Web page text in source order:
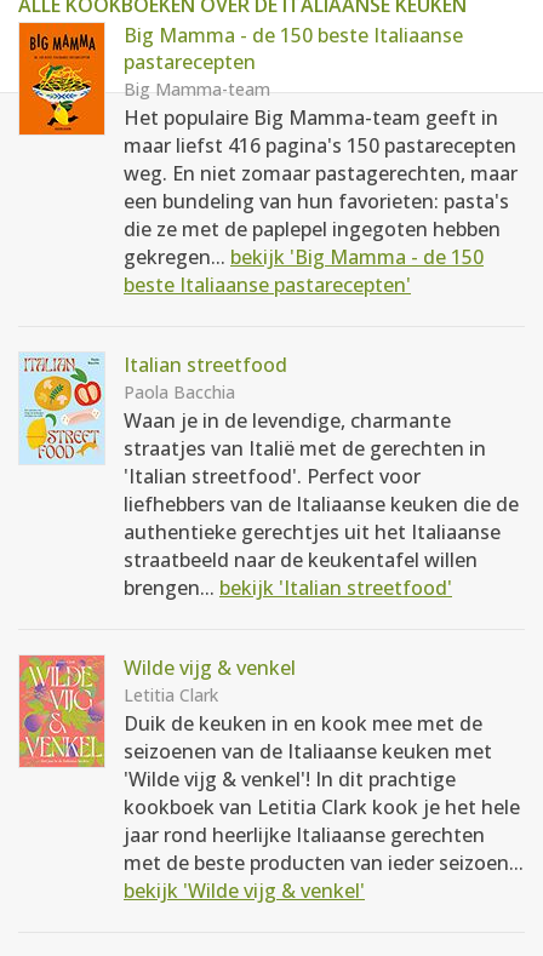
Big Mamma - de 150 beste Italiaanse
pastarecepten
Big Mamma-team
Het populaire Big Mamma-team geeft in
maar liefst 416 pagina's 150 pastarecepten
weg. En niet zomaar pastagerechten, maar
een bundeling van hun favorieten: pasta's
die ze met de paplepel ingegoten hebben
gekregen... bekijk 'Big Mamma - de 150
beste Italiaanse pastarecepten'
Italian streetfood
Paola Bacchia
Waan je in de levendige, charmante
straatjes van Italië met de gerechten in
'Italian streetfood'. Perfect voor
liefhebbers van de Italiaanse keuken die de
authentieke gerechtjes uit het Italiaanse
straatbeeld naar de keukentafel willen
brengen... bekijk 'Italian streetfood'
Wilde vijg & venkel
Letitia Clark
Duik de keuken in en kook mee met de
seizoenen van de Italiaanse keuken met
'Wilde vijg & venkel'! In dit prachtige
kookboek van Letitia Clark kook je het hele
jaar rond heerlijke Italiaanse gerechten
met de beste producten van ieder seizoen...
bekijk 'Wilde vijg & venkel'